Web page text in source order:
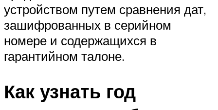
устройством путем сравнения дат,
зашифрованных в серийном
номере и содержащихся в
гарантийном талоне.
Как узнать год